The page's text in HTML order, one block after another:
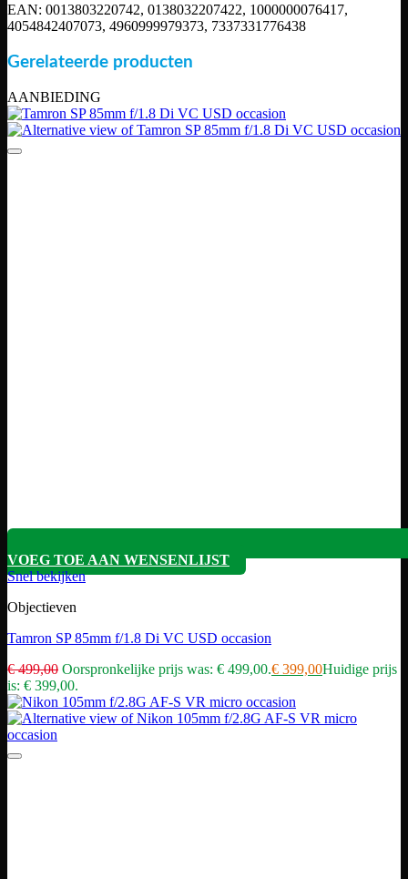
EAN: 0013803220742, 0138032207422, 1000000076417,
4054842407073, 4960999979373, 7337331776438
Gerelateerde producten
AANBIEDING
VOEG TOE AAN WENSENLIJST
Snel bekijken
Objectieven
Tamron SP 85mm f/1.8 Di VC USD occasion
€499,00 Oorspronkelijke prijs was: € 499,00.€ 399,00Huidige prijs
is: € 399,00.